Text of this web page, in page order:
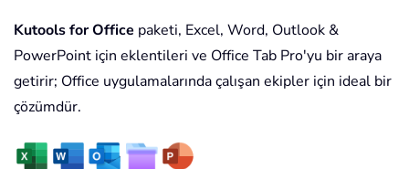
Kutools for Office paketi, Excel, Word, Outlook &
PowerPoint için eklentileri ve Office Tab Pro'yu bir araya
getirir; Office uygulamalarında çalışan ekipler için ideal bir
çözümdür.